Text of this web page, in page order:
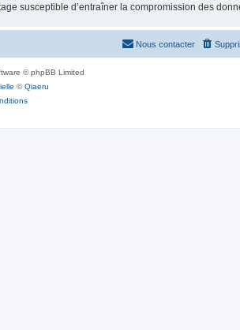
susceptible d’entraîner la compromission des
Nous contacter
© phpBB Limited
©Qiaeru